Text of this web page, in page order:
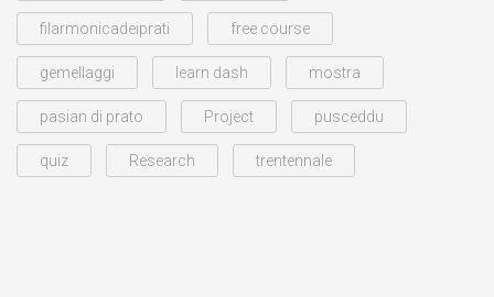
filarmonicadeiprati free course
gemellaggi learn dash mostra
pasian di prato Project pusceddu
quiz Research trentennale